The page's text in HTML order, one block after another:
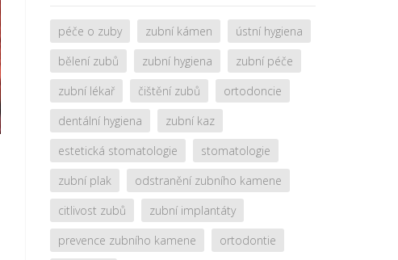
péče o zuby zubní kámen
ústní hygiena
bělení zubů
zubní hygiena
zubní péče
zubní lékař
čištění zubů
ortodoncie
dentální hygiena
zubní kaz
estetická stomatologie
stomatologie
zubní plak
odstranění zubního kamene
citlivost zubů
zubní implantáty
prevence zubního kamene
ortodontie